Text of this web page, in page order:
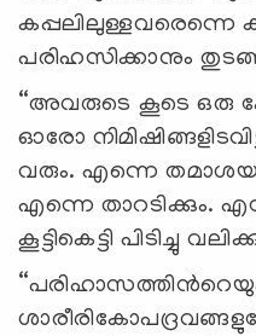
കപ്പലിലുള്ളവരെന്നെ
പരിഹസിക്കാനും
“അവരുടെ കൂടെ ഒരു
ഓരോ
വരും. എന്നെ
എന്നെ താറടിക്കും.
കൂട്ടികെട്ടി പിടിച്ചു